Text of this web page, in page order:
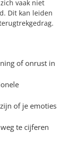
vaak niet
Dit kan leiden
of onrust in
of je emoties
te cijferen